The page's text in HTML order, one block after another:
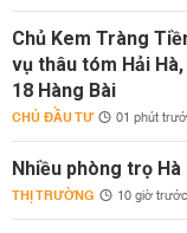
Chủ Kem Tràng
vụ thâu tóm Hải
18 Hàng Bài
CHỦ ĐẦU TƯ 01 phút
Nhiều phòng trọ
THỊ TRƯỜNG 10 giờ trước